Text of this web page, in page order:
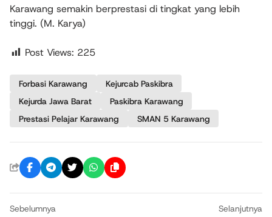
Karawang semakin berprestasi di tingkat yang lebih
tinggi. (M. Karya)
Post Views: 225
Forbasi Karawang
Kejurcab Paskibra
Kejurda Jawa Barat
Paskibra Karawang
Prestasi Pelajar Karawang
SMAN 5 Karawang
Sebelumnya Selanjutnya